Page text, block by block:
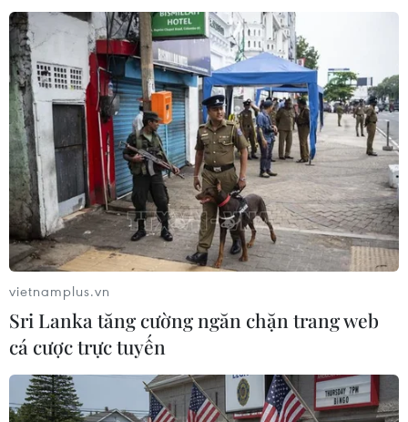
#Chính phủ Mỹ
#Tài trợ cho khủng bố
#Quân đội Mỹ
#Tổ chức khủng bố
#Vệ binh Cách mạng Hồi giáo Iran
Iran
Mỹ
Theo dõi VietnamPlus
TIN LIÊN QUAN
vietnamplus.vn
Sri Lanka tăng cường ngăn chặn trang web
cá cược trực tuyến